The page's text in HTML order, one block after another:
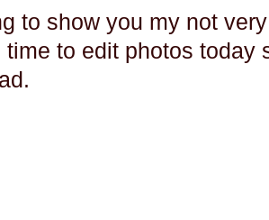
to show you my not
time to edit photos today